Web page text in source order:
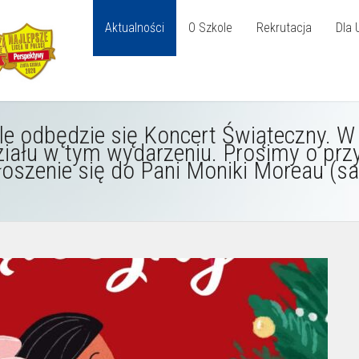
Aktualności O Szkole Rekrutacja Dla
odbędzie się Koncert Świąteczny.
w tym wydarzeniu. Prosimy o
się do Pani Moniki Moreau